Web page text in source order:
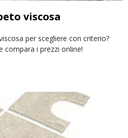
viscosa
per scegliere con criterio?
compara i prezzi online!